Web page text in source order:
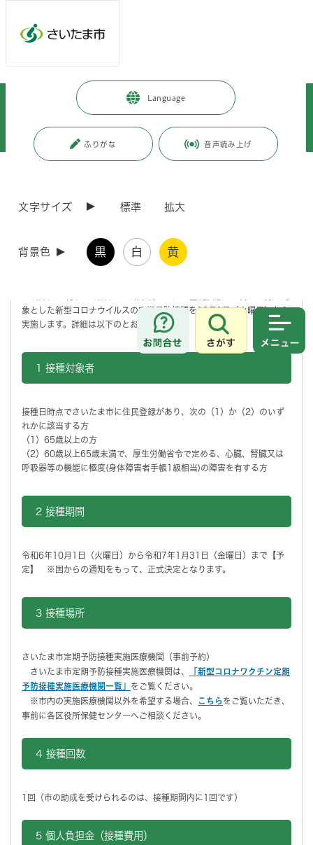
Language
ふりがな 音声読み上げ
文字サイズ 標準 拡大
背景色 黒 白 黄
お問合せ
さがす
市政情報 広報・報道 > 記者への情報提供
>
実施します
（令和6年9月12日発表）10月1日から新型コロナ
新型コロナワクチンは、令和5年度で無料接種（特例臨時接種）が終了
となり、令和6年度からはインフルエンザ定期予防接種と同様に、対象
象とした新型コロナウイルスの定期予防接種を10月1日（火曜日）から
実施します。詳細は以下のとおりです。
1 接種対象者
接種日時点でさいたま市に住民登録があり、次の（1）か（2）のいず
れかに該当する方
（1）65歳以上の方
（2）60歳以上65歳未満で、厚生労働省令で定める、心臓、腎臓又は
呼吸器等の機能に極度(身体障害者手帳1級相当)の障害を有する方
2 接種期間
令和6年10月1日（火曜日）から令和7年1月31日（金曜日）まで【予
定】 ※国からの通知をもって、正式決定となります。
3 接種場所
さいたま市定期予防接種実施医療機関（事前予約）
さいたま市定期予防接種実施医療機関は、
「新型コロナワクチン定期
予防接種実施医療機関一覧」 をご覧ください。
※市内の実施医療機関以外を希望する場合、
こちらをご覧いただき、
事前に各区役所保健センターへご相談ください。
4 接種回数
1回（市の助成を受けられるのは、接種期間内に1回です）
5 個人負担金（接種費用）